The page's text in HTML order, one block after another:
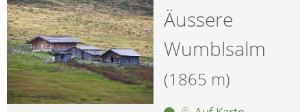
Äussere
Wumblsalm
(1865 m)